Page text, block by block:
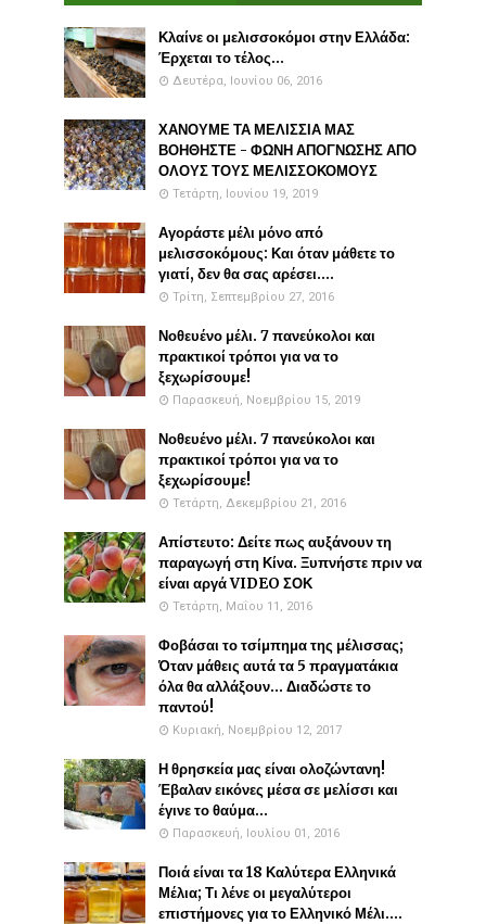
Κλαίνε οι μελισσοκόμοι στην Ελλάδα:
Έρχεται το τέλος...
Δευτέρα, Ιουνίου 06, 2016
ΧΑΝΟΥΜΕ ΤΑ ΜΕΛΙΣΣΙΑ ΜΑΣ
ΒΟΗΘΗΣΤΕ - ΦΩΝΗ ΑΠΟΓΝΩΣΗΣ ΑΠΟ
ΟΛΟΥΣ ΤΟΥΣ ΜΕΛΙΣΣΟΚΟΜΟΥΣ
Τετάρτη, Ιουνίου 19, 2019
Αγοράστε μέλι μόνο από
μελισσοκόμους: Και όταν μάθετε το
γιατί, δεν θα σας αρέσει....
Τρίτη, Σεπτεμβρίου 27, 2016
Νοθευένο μέλι. 7 πανεύκολοι και
πρακτικοί τρόποι για να το
ξεχωρίσουμε!
Παρασκευή, Νοεμβρίου 15, 2019
Νοθευένο μέλι. 7 πανεύκολοι και
πρακτικοί τρόποι για να το
ξεχωρίσουμε!
Τετάρτη, Δεκεμβρίου 21, 2016
Απίστευτο: Δείτε πως αυξάνουν τη
παραγωγή στη Κίνα. Ξυπνήστε πριν να
είναι αργά VIDEO ΣΟΚ
Τετάρτη, Μαΐου 11, 2016
Φοβάσαι το τσίμπημα της μέλισσας;
Όταν μάθεις αυτά τα 5 πραγματάκια
όλα θα αλλάξουν... Διαδώστε το
παντού!
Κυριακή, Νοεμβρίου 12, 2017
Η θρησκεία μας είναι ολοζώντανη!
Έβαλαν εικόνες μέσα σε μελίσσι και
έγινε το θαύμα...
Παρασκευή, Ιουλίου 01, 2016
Ποιά είναι τα 18 Καλύτερα Ελληνικά
Μέλια; Τι λένε οι μεγαλύτεροι
επιστήμονες για το Ελληνικό Μέλι....